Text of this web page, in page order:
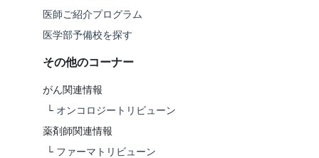
医師ご紹介プログラム
医学部予備校を探す
その他のコーナー
がん関連情報
└ オンコロジートリビューン
薬剤師関連情報
└ ファーマトリビューン